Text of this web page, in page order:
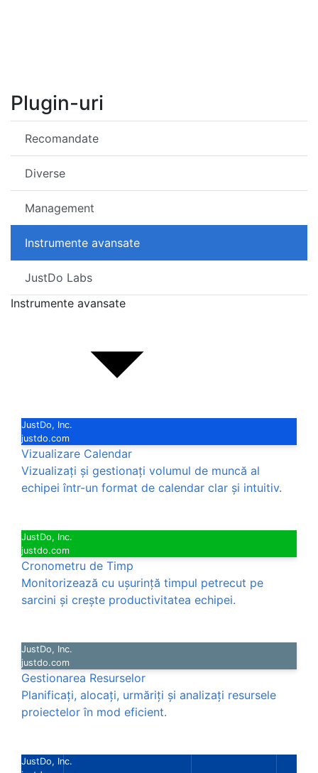
Plugin-uri
Recomandate
Diverse
Management
Instrumente avansate
JustDo Labs
Instrumente avansate
JustDo, Inc.
justdo.com
Vizualizare Calendar
Vizualizați și gestionați volumul de muncă al
echipei într-un format de calendar clar și intuitiv.
JustDo, Inc.
justdo.com
Cronometru de Timp
Monitorizează cu ușurință timpul petrecut pe
sarcini și crește productivitatea echipei.
JustDo, Inc.
justdo.com
Gestionarea Resurselor
Planificați, alocați, urmăriți și analizați resursele
proiectelor în mod eficient.
JustDo, Inc.